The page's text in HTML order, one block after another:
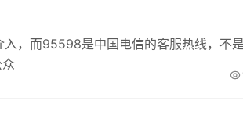
，而95598是中国电信的客服热线，不